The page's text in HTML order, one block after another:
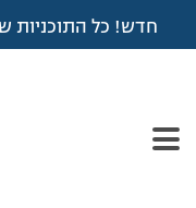
חדש! כל התוכניות
עמוד הבית >דיונים>פורום >
מוצגות 2 תגובות – 1 עד 2 (מתוך 2 סה״כ)